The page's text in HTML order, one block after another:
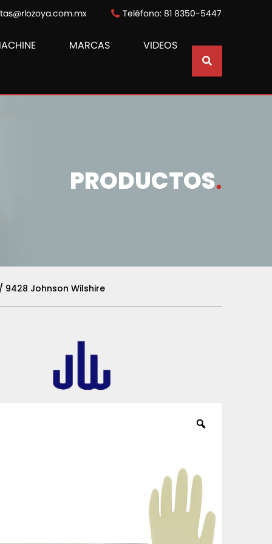
Teléfono: 81 8350-5447
MARCAS VIDEOS
PRODUCTOS.
9428 Johnson Wilshire